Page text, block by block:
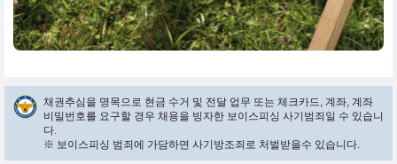
채권추심을 명목으로 현금 수거 및 전달 업무 또는 체크카드, 계좌, 계좌
비밀번호를 요구할 경우 채용을 빙자한 보이스피싱 사기범죄일 수 있습니
다.
※ 보이스피싱 범죄에 가담하면 사기방조죄로 처벌받을수 있습니다.